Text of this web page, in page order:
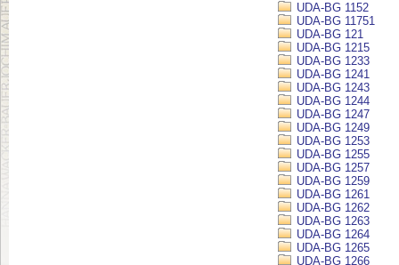
UDA-BG 1152
UDA-BG 11751
UDA-BG 121
UDA-BG 1215
UDA-BG 1233
UDA-BG 1241
UDA-BG 1243
UDA-BG 1244
UDA-BG 1247
UDA-BG 1249
UDA-BG 1253
UDA-BG 1255
UDA-BG 1257
UDA-BG 1259
UDA-BG 1261
UDA-BG 1262
UDA-BG 1263
UDA-BG 1264
UDA-BG 1265
UDA-BG 1266